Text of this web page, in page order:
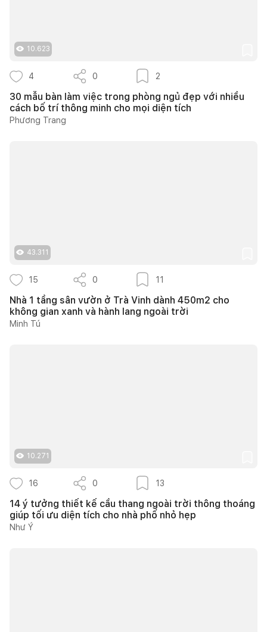
10.623
4 0 2
30 mẫu bàn làm việc trong phòng ngủ đẹp với nhiều
cách bố trí thông minh cho mọi diện tích
Phương Trang
43.311
15 0 11
Nhà 1 tầng sân vườn ở Trà Vinh dành 450m2 cho
không gian xanh và hành lang ngoài trời
Minh Tú
10.271
16 0 13
14 ý tưởng thiết kế cầu thang ngoài trời thông thoáng
giúp tối ưu diện tích cho nhà phố nhỏ hẹp
Như Ý